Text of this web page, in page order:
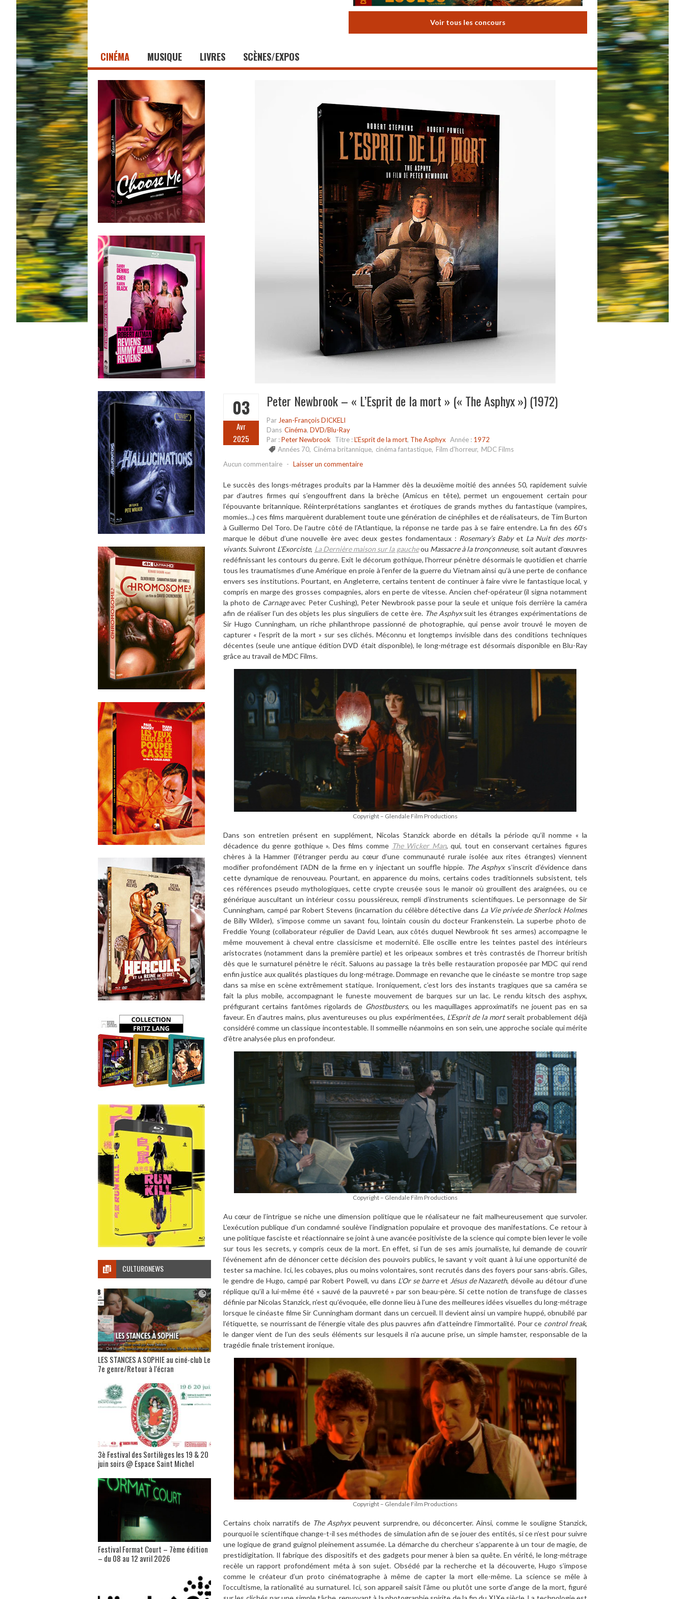
Voir tous les concours
CINÉMA MUSIQUE LIVRES SCÈNES/EXPOS
03
Avr
2025
Peter Newbrook – « L’Esprit de la mort » (« The Asphyx ») (1972)
Par Jean-François DICKELI
Dans Cinéma, DVD/Blu-Ray
Par :Peter Newbrook Titre :L'Esprit de la mort, The Asphyx Année : 1972
Années 70, Cinéma britannique, cinéma fantastique, Film d'horreur, MDC Films
Aucun commentaire - Laisser un commentaire
Le succès des longs-métrages produits par la Hammer dès la deuxième moitié des années 50, rapidement suivie
par d’autres firmes qui s’engouffrent dans la brèche (Amicus en tête), permet un engouement certain pour
l’épouvante britannique. Réinterprétations sanglantes et érotiques de grands mythes du fantastique (vampires,
momies…) ces films marquèrent durablement toute une génération de cinéphiles et de réalisateurs, de Tim Burton
à Guillermo Del Toro. De l’autre côté de l’Atlantique, la réponse ne tarde pas à se faire entendre. La fin des 60’s
marque le début d’une nouvelle ère avec deux gestes fondamentaux : Rosemary’s Babyet La Nuit des morts-
vivants.Suivront L’Exorciste, La Dernière maison sur la gaucheou Massacre à la tronçonneuse, soit autant d’œuvres
redéfinissant les contours du genre. Exit le décorum gothique, l’horreur pénètre désormais le quotidien et charrie
tous les traumatismes d’une Amérique en proie à l’enfer de la guerre du Vietnam ainsi qu’à une perte de confiance
envers ses institutions. Pourtant, en Angleterre, certains tentent de continuer à faire vivre le fantastique local, y
compris en marge des grosses compagnies, alors en perte de vitesse. Ancien chef-opérateur (il signa notamment
la photo de Carnageavec Peter Cushing), Peter Newbrook passe pour la seule et unique fois derrière la caméra
afin de réaliser l’un des objets les plus singuliers de cette ère. The Asphyxsuit les étranges expérimentations de
Sir Hugo Cunningham, un riche philanthrope passionné de photographie, qui pense avoir trouvé le moyen de
capturer « l’esprit de la mort » sur ses clichés. Méconnu et longtemps invisible dans des conditions techniques
décentes (seule une antique édition DVD était disponible), le long-métrage est désormais disponible en Blu-Ray
grâce au travail de MDC Films.
Copyright – Glendale Film Productions
Dans son entretien présent en supplément, Nicolas Stanzick aborde en détails la période qu’il nomme « la
décadence du genre gothique ». Des films comme The Wicker Man, qui, tout en conservant certaines figures
chères à la Hammer (l’étranger perdu au cœur d’une communauté rurale isolée aux rites étranges) viennent
modifier profondément l’ADN de la firme en y injectant un souffle hippie. The Asphyxs’inscrit d’évidence dans
cette dynamique de renouveau. Pourtant, en apparence du moins, certains codes traditionnels subsistent, tels
ces références pseudo mythologiques, cette crypte creusée sous le manoir où grouillent des araignées, ou ce
générique auscultant un intérieur cossu poussiéreux, rempli d’instruments scientifiques. Le personnage de Sir
Cunningham, campé par Robert Stevens (incarnation du célèbre détective dans La Vie privée de Sherlock Holmes
de Billy Wilder), s’impose comme un savant fou, lointain cousin du docteur Frankenstein. La superbe photo de
Freddie Young (collaborateur régulier de David Lean, aux côtés duquel Newbrook fit ses armes) accompagne le
même mouvement à cheval entre classicisme et modernité. Elle oscille entre les teintes pastel des intérieurs
aristocrates (notamment dans la première partie) et les oripeaux sombres et très contrastés de l’horreur british
dès que le surnaturel pénètre le récit. Saluons au passage la très belle restauration proposée par MDC qui rend
enfin justice aux qualités plastiques du long-métrage. Dommage en revanche que le cinéaste se montre trop sage
dans sa mise en scène extrêmement statique. Ironiquement, c’est lors des instants tragiques que sa caméra se
fait la plus mobile, accompagnant le funeste mouvement de barques sur un lac. Le rendu kitsch des asphyx,
préfigurant certains fantômes rigolards de Ghostbusters, ou les maquillages approximatifs ne jouent pas en sa
faveur. En d’autres mains, plus aventureuses ou plus expérimentées, L’Esprit de la mortserait probablement déjà
considéré comme un classique incontestable. Il sommeille néanmoins en son sein, une approche sociale qui mérite
d’être analysée plus en profondeur.
Copyright – Glendale Film Productions
Au cœur de l’intrigue se niche une dimension politique que le réalisateur ne fait malheureusement que survoler.
L’exécution publique d’un condamné soulève l’indignation populaire et provoque des manifestations. Ce retour à
une politique fasciste et réactionnaire se joint à une avancée positiviste de la science qui compte bien lever le voile
sur tous les secrets, y compris ceux de la mort. En effet, si l’un de ses amis journaliste, lui demande de couvrir
l’événement afin de dénoncer cette décision des pouvoirs publics, le savant y voit quant à lui une opportunité de
tester sa machine. Ici, les cobayes, plus ou moins volontaires, sont recrutés dans des foyers pour sans-abris. Giles,
le gendre de Hugo, campé par Robert Powell, vu dans L’Or se barreet Jésus de Nazareth, dévoile au détour d’une
réplique qu’il a lui-même été « sauvé de la pauvreté » par son beau-père. Si cette notion de transfuge de classes
définie par Nicolas Stanzick, n’est qu’évoquée, elle donne lieu à l’une des meilleures idées visuelles du long-métrage
lorsque le cinéaste filme Sir Cunningham dormant dans un cercueil. Il devient ainsi un vampire huppé, obnubilé par
l’étiquette, se nourrissant de l’énergie vitale des plus pauvres afin d’atteindre l’immortalité. Pour ce control freak,
le danger vient de l’un des seuls éléments sur lesquels il n’a aucune prise, un simple hamster, responsable de la
tragédie finale tristement ironique.
Copyright – Glendale Film Productions
Certains choix narratifs de The Asphyxpeuvent surprendre, ou déconcerter. Ainsi, comme le souligne Stanzick,
pourquoi le scientifique change-t-il ses méthodes de simulation afin de se jouer des entités, si ce n’est pour suivre
une logique de grand guignol pleinement assumée. La démarche du chercheur s’apparente à un tour de magie, de
prestidigitation. Il fabrique des dispositifs et des gadgets pour mener à bien sa quête. En vérité, le long-métrage
recèle un rapport profondément méta à son sujet. Obsédé par la recherche et la découverte, Hugo s’impose
comme le créateur d’un proto cinématographe à même de capter la mort elle-même. La science se mêle à
l’occultisme, la rationalité au surnaturel. Ici, son appareil saisit l’âme ou plutôt une sorte d’ange de la mort, figuré
CULTURONEWS
LES STANCES A SOPHIE au ciné-club Le
7e genre/Retour à l’écran
3è Festival des Sortilèges les 19 & 20
juin soirs @ Espace Saint Michel
Festival Format Court – 7ème édition
– du 08 au 12 avril 2026